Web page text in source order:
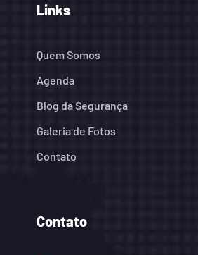
Links
Quem Somos
Agenda
Blog da Segurança
Galeria de Fotos
Contato
Contato